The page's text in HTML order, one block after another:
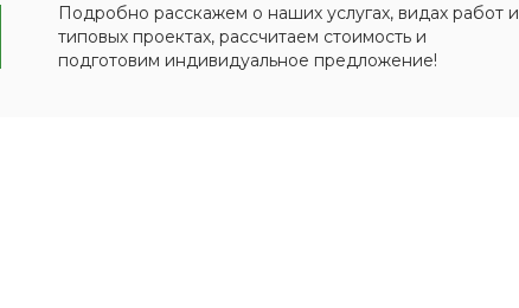
Подробно расскажем о наших услугах, видах работ и
типовых проектах, рассчитаем стоимость и
подготовим индивидуальное предложение!